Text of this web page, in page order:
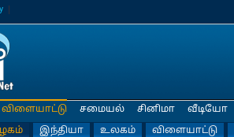
இந்தியா உலகம் விளையாட்டு
சமையல் சினிமா வீடியோ